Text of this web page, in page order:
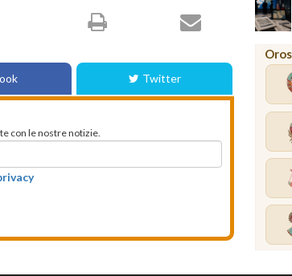
Twitter
con le nostre notizie.